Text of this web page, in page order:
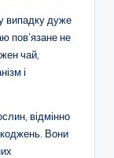
випадку дуже
пов’язане не
чай,
і
відмінно
Вони